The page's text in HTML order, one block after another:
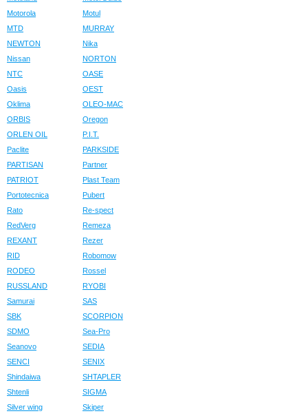
Motorola
Motul
MTD
MURRAY
NEWTON
Nika
Nissan
NORTON
NTC
OASE
Oasis
OEST
Oklima
OLEO-MAC
ORBIS
Oregon
ORLEN OIL
P.I.T.
Paclite
PARKSIDE
PARTISAN
Partner
PATRIOT
Plast Team
Portotecnica
Pubert
Rato
Re-spect
RedVerg
Remeza
REXANT
Rezer
RID
Robomow
RODEO
Rossel
RUSSLAND
RYOBI
Samurai
SAS
SBK
SCORPION
SDMO
Sea-Pro
Seanovo
SEDIA
SENCI
SENIX
Shindaiwa
SHTAPLER
Shtenli
SIGMA
Silver wing
Skiper